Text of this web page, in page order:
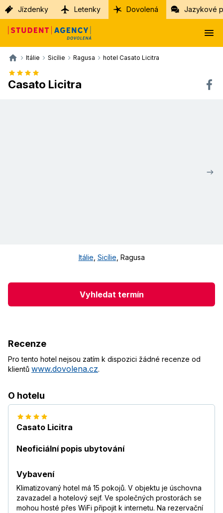
Jízdenky Letenky Dovolená Jazykové
Itálie Sicílie Ragusa hotel Casato Licitra
Casato Licitra
Itálie Sicílie Ragusa
Vyhledat termín
Recenze
Pro tento hotel nejsou zatím k dispozici žádné recenze od
klientů www.dovolena.cz.
O hotelu
Casato Licitra
Neoficiální popis ubytování
Vybavení
Klimatizovaný hotel má 15 pokojů. V objektu je úschovna
zavazadel a hotelový sejf. Ve společných prostorách se
mohou hosté přes WiFi připojit k internetu. Na rezervační